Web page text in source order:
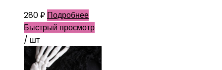
280₽ Подробнее
Быстрый просмотр
/ шт